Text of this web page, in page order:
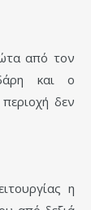
από τον
και ο
δεν
η